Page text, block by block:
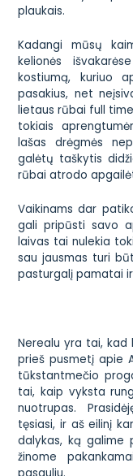
plaukais.
Kadangi mūsų
kelionės
kostiumą, kuriuo
pasakius, net
lietaus rūbai full time
tokiais
lašas drėgmės
galėtų taškytis
rūbai atrodo
Vaikinams dar
gali pripūsti savo
laivas tai nulekia
sau jausmas turi
pasturgalį pamatai
Nerealu yra tai, kad
prieš pusmetį apie
tūkstantmečio
tai, kaip vyksta
nuotrupas.
tęsiasi, ir aš eilinį
dalykas, ką galime
žinome